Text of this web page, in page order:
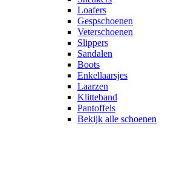
Loafers
Gespschoenen
Veterschoenen
Slippers
Sandalen
Boots
Enkellaarsjes
Laarzen
Klitteband
Pantoffels
Bekijk alle schoenen